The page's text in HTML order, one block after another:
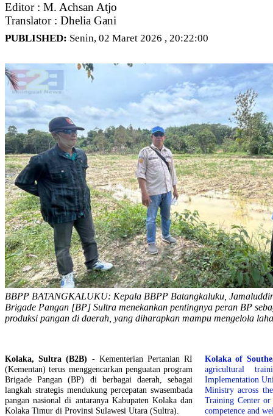
Editor : M. Achsan Atjo
Translator : Dhelia Gani
PUBLISHED: Senin, 02 Maret 2026 , 20:22:00
BBPP BATANGKALUKU: Kepala BBPP Batangkaluku,
Brigade Pangan [BP] Sultra menekankan pentingnya peran BP
produksi pangan di daerah, yang diharapkan mampu mengelola
Kolaka, Sultra (B2B) - Kementerian Pertanian RI
(Kementan) terus menggencarkan penguatan program
Brigade Pangan (BP) di berbagai daerah, sebagai
langkah strategis mendukung percepatan swasembada
pangan nasional di antaranya Kabupaten Kolaka dan
Kolaka Timur di Provinsi Sulawesi Utara (Sultra).
Kolaka of
agricultural
Implementation
Ministry across
Training Center
competence and